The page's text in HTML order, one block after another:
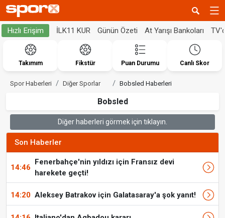
Hızlı Erişim İLK11 KUR Günün Özeti At Yarışı Bankoları
Takımım Fikstür Puan Durumu Canlı Skor
Spor Haberleri Diğer Sporlar Bobsled Haberleri
Bobsled
Diğer haberleri görmek için tıklayın.
Son Haberler
14:46
Fenerbahçe'nin yıldızı için Fransız devi
harekete geçti!
14:20 Aleksey Batrakov için Galatasaray'a şok yanıt!